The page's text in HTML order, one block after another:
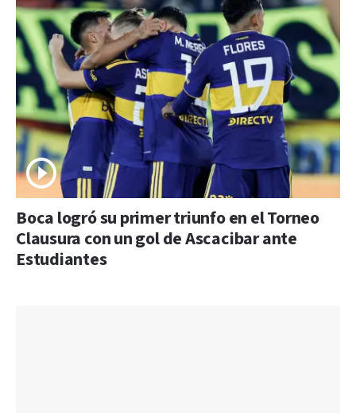
Boca logró su primer triunfo en el Torneo
Clausura con un gol de Ascacibar ante
Estudiantes